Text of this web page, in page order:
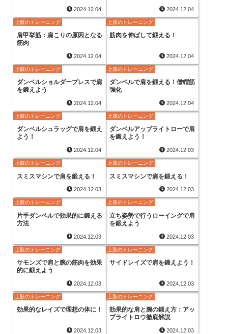
2024.12.04 2024.12.04
上肢のトレーニング
肩甲挙筋：肩こりの原因となる
筋肉
2024.12.04
上肢のトレーニング
筋肉を伸ばして鍛える！
2024.12.04
上肢のトレーニング
ダンベルショルダープレスで肩
を鍛えよう
2024.12.04
上肢のトレーニング
ダンベルで肩を鍛える！僧帽筋
強化
2024.12.04
上肢のトレーニング
ダンベルシュラッグで肩を鍛え
よう！
2024.12.04
上肢のトレーニング
ダンベルアップライトローで肩
を鍛えよう！
2024.12.03
上肢のトレーニング
スミスマシンで肩を鍛える！
2024.12.03
上肢のトレーニング
スミスマシンで肩を鍛える！
2024.12.03
上肢のトレーニング
片手ダンベルで効果的に鍛える
方法
2024.12.03
上肢のトレーニング
立ち姿勢で行うローイングで肩
を鍛えよう
2024.12.03
上肢のトレーニング
サモンズで肩と腕の筋肉を効果
的に鍛えよう
2024.12.03
上肢のトレーニング
サイドレイズで肩を鍛えよう！
2024.12.03
上肢のトレーニング
効果的なレイズで理想の体に！
2024.12.03
上肢のトレーニング
効果的な肩と腕の鍛え方：アッ
プライトロウ徹底解説
2024.12.03